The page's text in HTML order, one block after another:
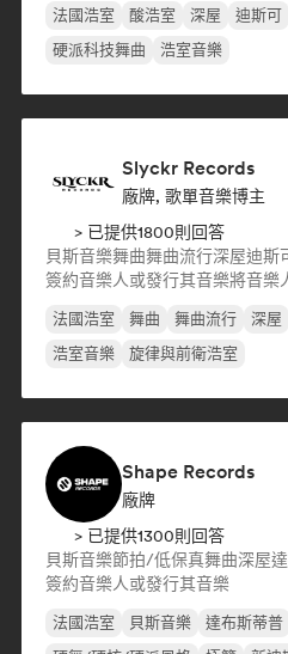
法國浩室 酸浩室 深屋 迪斯可
硬派科技舞曲
浩室音樂
Slyckr Records
廠牌, 歌單音樂博主
> 已提供1800則回答
貝斯音樂舞曲舞曲流行深屋迪斯
簽約音樂人或發行其音樂將音樂
法國浩室 舞曲 舞曲流行 深屋
浩室音樂
旋律與前衛浩室
Shape Records
廠牌
> 已提供1300則回答
貝斯音樂節拍/低保真舞曲深屋
簽約音樂人或發行其音樂
法國浩室 貝斯音樂 達布斯蒂普